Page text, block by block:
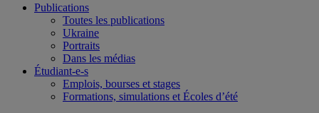
Publications
Toutes les publications
Ukraine
Portraits
Dans les médias
Étudiant-e-s
Emplois, bourses et stages
Formations, simulations et Écoles d’été